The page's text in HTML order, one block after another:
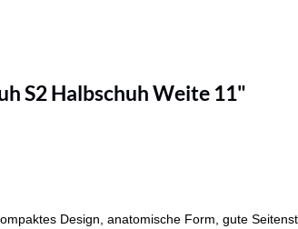
S2 Halbschuh Weite 11"
Design, anatomische Form, gute